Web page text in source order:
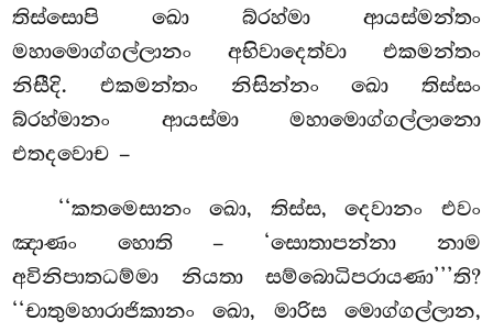
තිස්සොපි ඛො බ්රහ්මා ආයස්මන්තං
මහාමොග්ගල්ලානං අභිවාදෙත්වා එකමන්තං
නිසීදි. එකමන්තං නිසින්නං ඛො තිස්සං
බ්රහ්මානං ආයස්මා මහාමොග්ගල්ලානො
එතදවොච –
‘‘කතමෙසානං ඛො, තිස්ස, දෙවානං එවං
ඤාණං හොති – ‘සොතාපන්නා නාම
අවිනිපාතධම්මා නියතා සම්බොධිපරායණා’’’ති?
‘‘චාතුමහාරාජිකානං ඛො, මාරිස මොග්ගල්ලාන,